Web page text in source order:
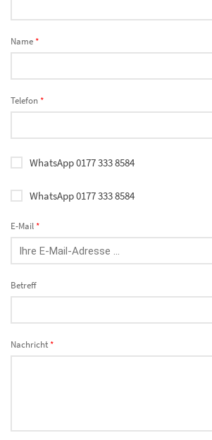
Name*
Telefon *
WhatsApp 0177 333 8584
WhatsApp 0177 333 8584
E-Mail*
Betreff
Nachricht*